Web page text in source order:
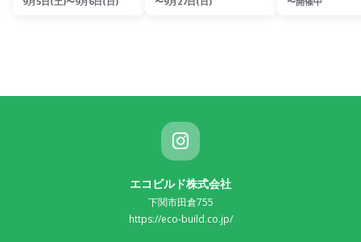
エコビルド株式会社
下関市田倉755
https://eco-build.co.jp/